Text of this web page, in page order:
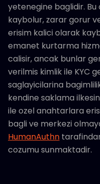
yetenegine baglidir.
kaybolur, zarar gorur
erisim kalici olarak
emanet kurtarma
calisir, ancak bunlar
verilmis kimlik ile KYC
saglayicilarina
kendine saklama
ile ozel anahtarlara
bagli ve merkezi
HumanAuthn
cozumu sunmaktadir.